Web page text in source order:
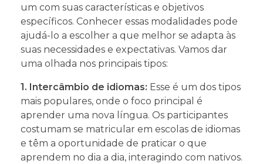
um com suas características e objetivos
específicos. Conhecer essas modalidades pode
ajudá-lo a escolher a que melhor se adapta às
suas necessidades e expectativas. Vamos dar
uma olhada nos principais tipos:
1. Intercâmbio de idiomas: Esse é um dos tipos
mais populares, onde o foco principal é
aprender uma nova língua. Os participantes
costumam se matricular em escolas de idiomas
e têm a oportunidade de praticar o que
aprendem no dia a dia, interagindo com nativos.